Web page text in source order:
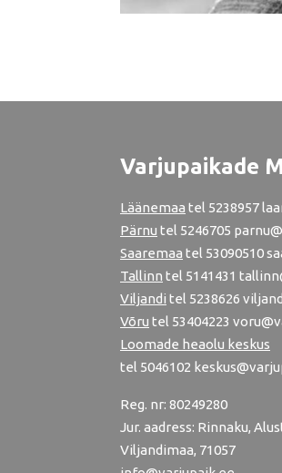
Varjupaikade
Läänemaa tel 5238957
Pärnu tel 5246705
Saaremaa tel 53090510
Tallinn tel 5141431
Viljandi tel 5238626
Võru tel 53404223
Loomade heaolu keskus
tel 5046102
Reg. nr: 80249280
Jur. aadress: Rinnaku,
Viljandimaa, 71057